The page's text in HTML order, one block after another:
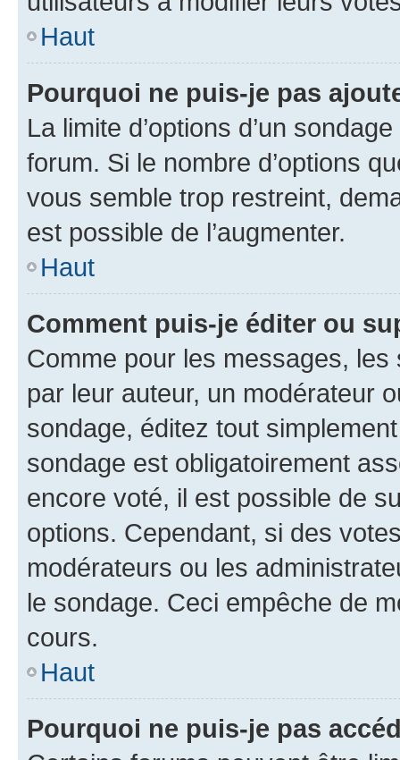
Haut
Pourquoi ne puis-je pas
La limite d’options d’un
forum. Si le nombre d’options
vous semble trop restreint,
est possible de l’augmenter.
Haut
Comment puis-je éditer ou
Comme pour les messages,
par leur auteur, un modérateur
sondage, éditez tout
sondage est obligatoirement
encore voté, il est possible de
options. Cependant, si des
modérateurs ou les
le sondage. Ceci empêche de
cours.
Haut
Pourquoi ne puis-je pas